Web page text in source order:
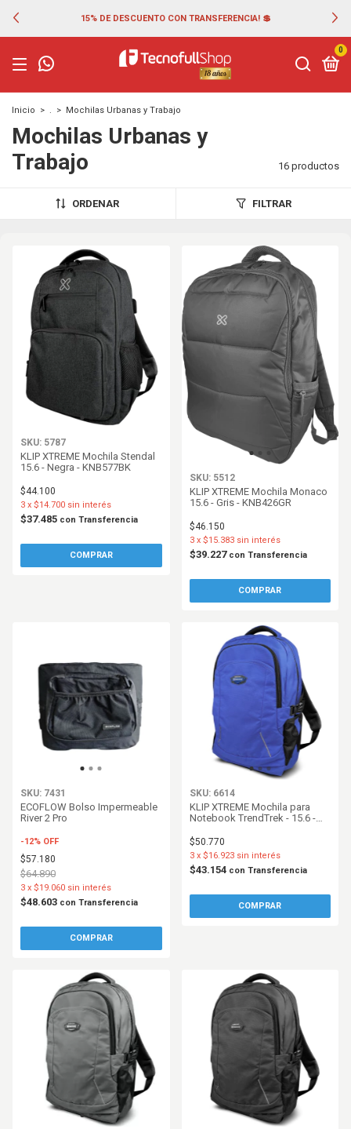
15% DE DESCUENTO CON TRANSFERENCIA! 💲
0
Inicio > . > Mochilas Urbanas y Trabajo
Mochilas Urbanas y
Trabajo
16 productos
ORDENAR FILTRAR
SKU: 5787
KLIP XTREME Mochila Stendal
15.6 - Negra - KNB577BK
$44.100
$37.485 con Transferencia
3 x $14.700 sin interés
SKU: 5512
KLIP XTREME Mochila Monaco
15.6 - Gris - KNB426GR
$46.150
$39.227 con Transferencia
3 x $15.383 sin interés
SKU: 7431
ECOFLOW Bolso Impermeable
River 2 Pro
-12% OFF
$57.180
$64.890
$48.603 con Transferencia
3 x $19.060 sin interés
SKU: 6614
KLIP XTREME Mochila para
Notebook TrendTrek - 15.6 -
$50.770
$43.154 con Transferencia
3 x $16.923 sin interés